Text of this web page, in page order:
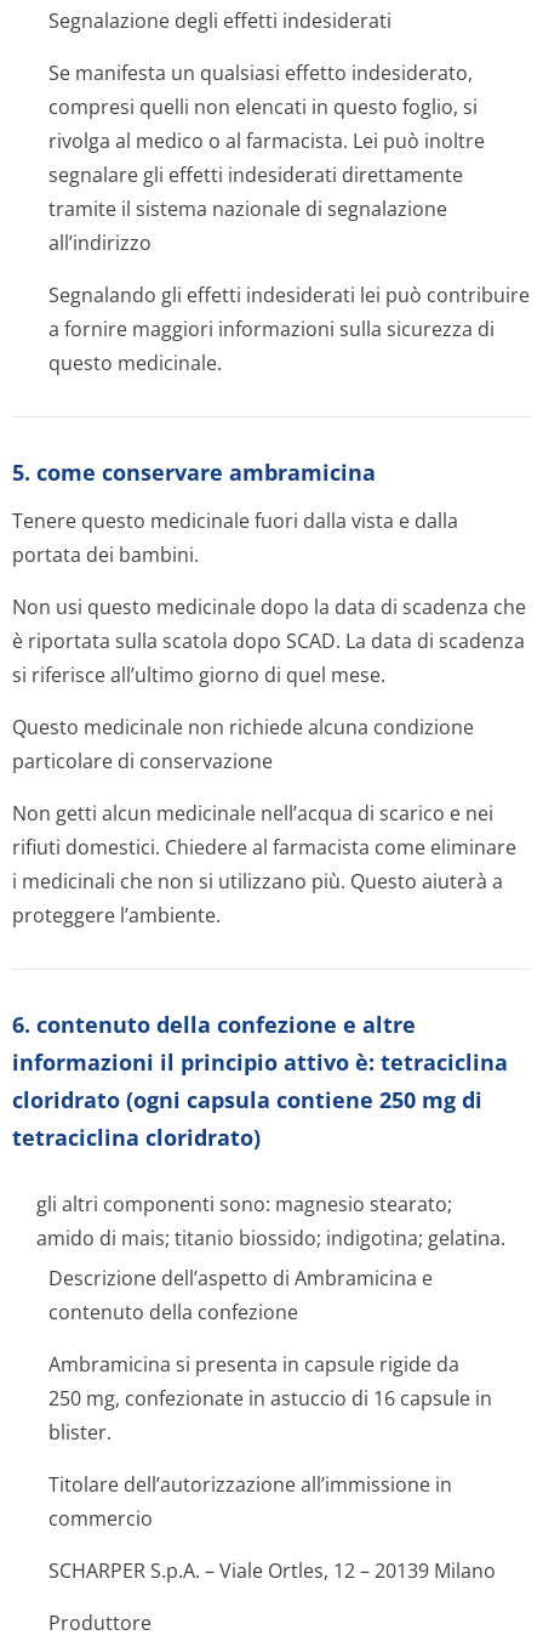
Segnalazione degli effetti indesiderati
Se manifesta un qualsiasi effetto indesiderato,
compresi quelli non elencati in questo foglio, si
rivolga al medico o al farmacista. Lei può inoltre
segnalare gli effetti indesiderati direttamente
tramite il sistema nazionale di segnalazione
all’indirizzo
Segnalando gli effetti indesiderati lei può contribuire
a fornire maggiori informazioni sulla sicurezza di
questo medicinale.
5. come conservare ambramicina
Tenere questo medicinale fuori dalla vista e dalla
portata dei bambini.
Non usi questo medicinale dopo la data di scadenza che
è riportata sulla scatola dopo SCAD. La data di scadenza
si riferisce all’ultimo giorno di quel mese.
Questo medicinale non richiede alcuna condizione
particolare di conservazione
Non getti alcun medicinale nell’acqua di scarico e nei
rifiuti domestici. Chiedere al farmacista come eliminare
i medicinali che non si utilizzano più. Questo aiuterà a
proteggere l’ambiente.
6. contenuto della confezione e altre
informazioni il principio attivo è: tetraciclina
cloridrato (ogni capsula contiene 250 mg di
tetraciclina cloridrato)
gli altri componenti sono: magnesio stearato;
amido di mais; titanio biossido; indigotina; gelatina.
Descrizione dell’aspetto di Ambramicina e
contenuto della confezione
Ambramicina si presenta in capsule rigide da
250 mg, confezionate in astuccio di 16 capsule in
blister.
Titolare dell’autorizzazione all’immissione in
commercio
SCHARPER S.p.A. – Viale Ortles, 12 – 20139 Milano
Produttore